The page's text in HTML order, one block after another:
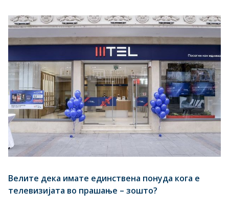
Велите дека имате единствена понуда кога е
телевизијата во прашање – зошто?